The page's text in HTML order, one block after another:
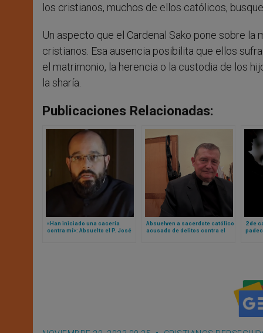
los cristianos, muchos de ellos católicos,
Un aspecto que el Cardenal Sako pone sobre
cristianos. Esa ausencia posibilita que ellos
el matrimonio, la herencia o la custodia de los
la sharía.
Publicaciones Relacionadas:
«Han iniciado una cacería
contra mí»: Absuelto el P. José
Absuelven a sacerdote católico
acusado de delitos contra el
2 de